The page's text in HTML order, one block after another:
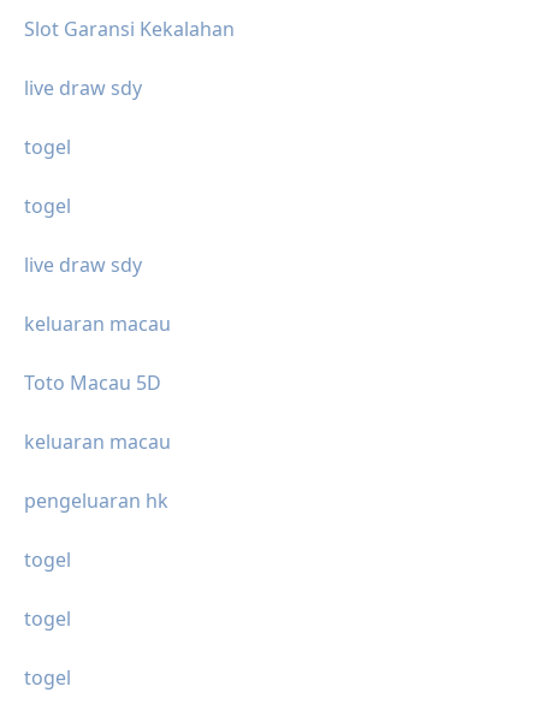
Slot Garansi Kekalahan
live draw sdy
togel
togel
live draw sdy
keluaran macau
Toto Macau 5D
keluaran macau
pengeluaran hk
togel
togel
togel